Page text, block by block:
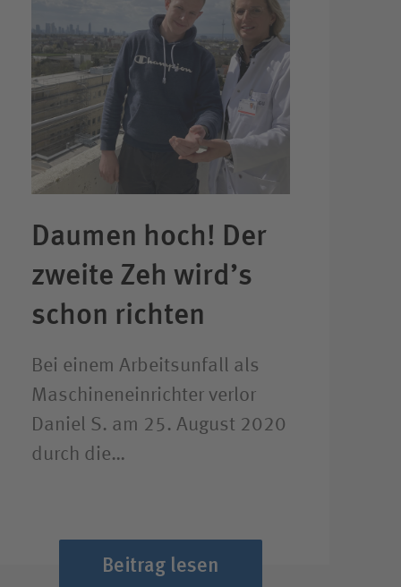
Daumen hoch! Der
zweite Zeh wird’s
schon richten
Bei einem Arbeitsunfall als
Maschineneinrichter verlor
Daniel S. am 25. August 2020
durch die…
Beitrag lesen